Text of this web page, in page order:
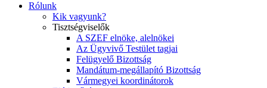
Rólunk
Kik vagyunk?
Tisztségviselők
A SZEF elnöke, alelnökei
Az Ügyvivő Testület tagjai
Felügyelő Bizottság
Mandátum-megállapító Bizottság
Vármegyei koordinátorok